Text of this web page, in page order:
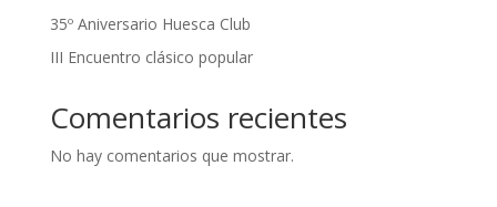
35º Aniversario Huesca Club
III Encuentro clásico popular
Comentarios recientes
No hay comentarios que mostrar.